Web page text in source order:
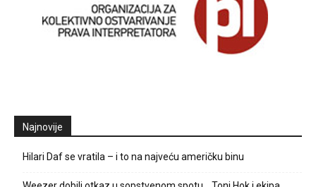
Najnovije
Hilari Daf se vratila – i to na najveću američku binu